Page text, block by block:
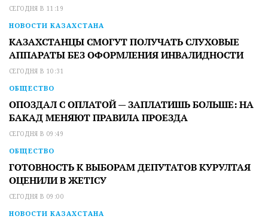
СЕГОДНЯ В 11:19
НОВОСТИ КАЗАХСТАНА
КАЗАХСТАНЦЫ СМОГУТ ПОЛУЧАТЬ СЛУХОВЫЕ
АППАРАТЫ БЕЗ ОФОРМЛЕНИЯ ИНВАЛИДНОСТИ
СЕГОДНЯ В 10:31
ОБЩЕСТВО
ОПОЗДАЛ С ОПЛАТОЙ — ЗАПЛАТИШЬ БОЛЬШЕ: НА
БАКАД МЕНЯЮТ ПРАВИЛА ПРОЕЗДА
СЕГОДНЯ В 09:49
ОБЩЕСТВО
ГОТОВНОСТЬ К ВЫБОРАМ ДЕПУТАТОВ КУРУЛТАЯ
ОЦЕНИЛИ В ЖЕТІСУ
СЕГОДНЯ В 09:00
НОВОСТИ КАЗАХСТАНА